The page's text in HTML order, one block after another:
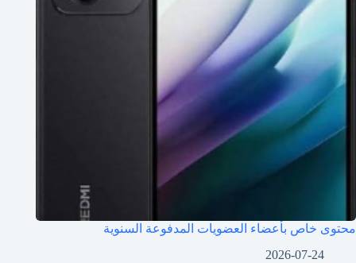
محتوى خاص بأعضاء العضويات المدفوعة السنوية
2026-07-24